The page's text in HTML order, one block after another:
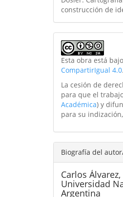
construcción de
Esta obra está
CompartirIgual 4.0
La cesión de
para que el
Académica) y
para su
Biografía del
Carlos Álvarez,
Universidad
Argentina